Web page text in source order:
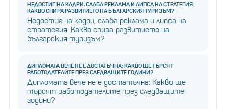
НЕДОСТИГ НА КАДРИ, СЛАБА РЕКЛАМА И ЛИПСА НА СТРАТЕГИЯ:
КАКВО СПИРА РАЗВИТИЕТО НА БЪЛГАРСКИЯ ТУРИЗЪМ?
Недостиг на кадри, слаба реклама и липса на
стратегия: Какво спира развитието на
българския туризъм?
ДИПЛОМАТА ВЕЧЕ НЕ Е ДОСТАТЪЧНА: КАКВО ЩЕ ТЪРСЯТ
РАБОТОДАТЕЛИТЕ ПРЕЗ СЛЕДВАЩИТЕ ГОДИНИ?
Дипломата вече не е достатъчна: Какво ще
търсят работодателите през следващите
години?